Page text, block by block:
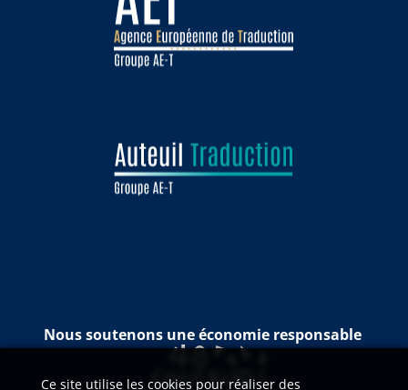
Nous soutenons une économie responsable
Ce site utilise les cookies pour réaliser des